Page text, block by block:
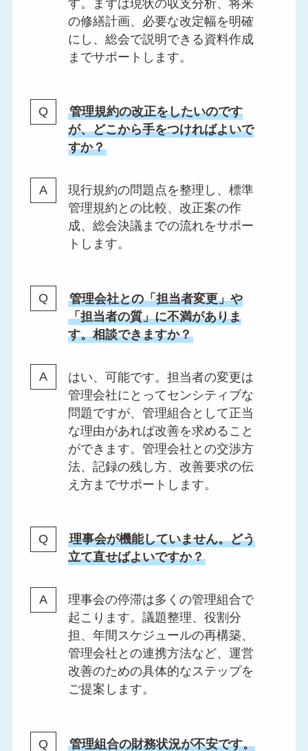
す。まずは現状の収支分析、将来
の修繕計画、必要な改定幅を明確
にし、総会で説明できる資料作成
までサポートします。
管理規約の改正をしたいのです
が、どこから手をつければよいで
すか？
現行規約の問題点を整理し、標準
管理規約との比較、改正案の作
成、総会決議までの流れをサポー
トします。
管理会社との「担当者変更」や
「担当者の質」に不満がありま
す。相談できますか？
はい、可能です。担当者の変更は
管理会社にとってセンシティブな
問題ですが、管理組合として正当
な理由があれば改善を求めること
ができます。管理会社との交渉方
法、記録の残し方、改善要求の伝
え方までサポートします。
理事会が機能していません。どう
立て直せばよいですか？
理事会の停滞は多くの管理組合で
起こります。議題整理、役割分
担、年間スケジュールの再構築、
管理会社との連携方法など、運営
改善のための具体的なステップを
ご提案します。
管理組合の財務状況が不安です。